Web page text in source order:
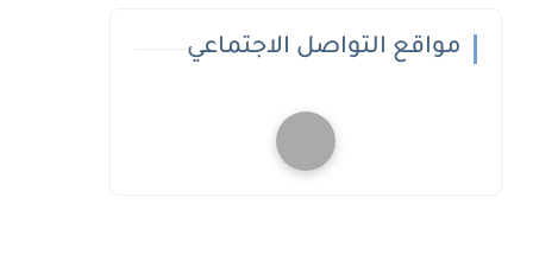
مواقع التواصل الاجتماعي